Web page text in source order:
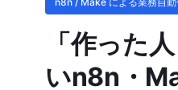
「作った
いn8n・